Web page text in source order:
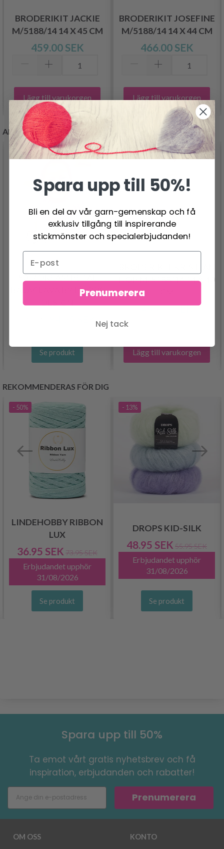
BRODERIKIT JACKIE
M/5188/14 14 X 45 CM
459.00 SEK
Lägg till varukorgen
BRODERIKIT JOSEFINE
M/5188/14 14 X 44 CM
466.00 SEK
Lägg till varukorgen
ANDRA KUNDER KÖPTE
50-7 DREAM PETAL
BALACLAVA BY DROPS
Se produkt
DOP M/5188/14 14 X 40
466.00 SEK
Lägg till varukorgen
REKOMMENDERAS FÖR DIG
- 50%
LINDEHOBBY RIBBON
LUX
36.95 SEK 73.95 SEK
Erbjudandet upphör
31/08/2026
Se produkt
- 13%
DROPS KID-SILK
48.95 SEK 55.95 SEK
Erbjudandet upphör
31/08/2026
Se produkt
Spara upp till 50%
Ta emot vårt gratis nyhetsbrev och få
inspiration, erbjudanden och rabatter!
Prenumerera
OM OSS KONTO
Spara upp till 50%!
Bli en del av vår garn-gemenskap och få
exklusiv tillgång till inspirerande
stickmönster och specialerbjudanden!
Prenumerera
Nej tack